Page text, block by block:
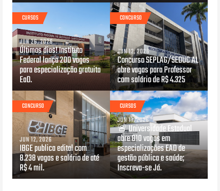
CURSOS
JUN 26, 2026
Últimos dias! Instituto
Federal lança 200 vagas
para especialização gratuita
EaD.
CONCURSO
JUN 12, 2026
Concurso SEPLAG/SEDUC AL
abre vagas para Professor
com salário de R$ 4.325
CONCURSO
JUN 12, 2026
IBGE publica edital com
8.238 vagas e salário de até
R$ 4 mil.
CURSOS
JUN 11, 2026
🚨 Universidade Estadual
abre 810 vagas em
especializações EAD de
gestão pública e saúde;
Inscreva-se Já.